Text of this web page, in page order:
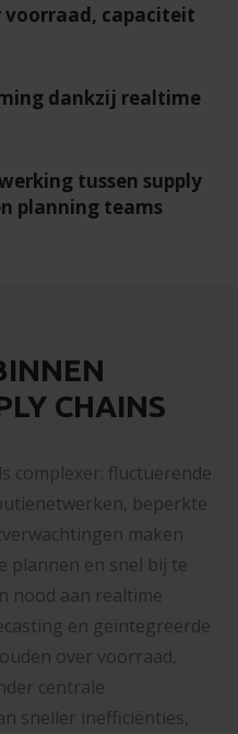
voorraad, capaciteit
dankzij realtime
tussen supply
planning teams
CHAINS
complexer: fluctuerende
beperkte
maken
plannen en snel bij te
nood aan realtime
en geïntegreerde
over voorraad,
centrale
sneller inefficiënties,